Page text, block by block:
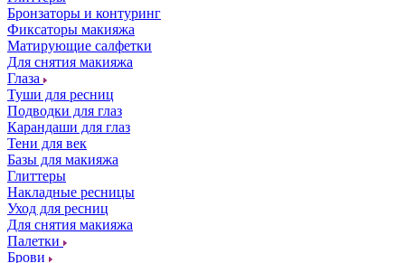
Бронзаторы и контуринг
Фиксаторы макияжа
Матирующие салфетки
Для снятия макияжа
Глаза
Туши для ресниц
Подводки для глаз
Карандаши для глаз
Тени для век
Базы для макияжа
Глиттеры
Накладные ресницы
Уход для ресниц
Для снятия макияжа
Палетки
Брови